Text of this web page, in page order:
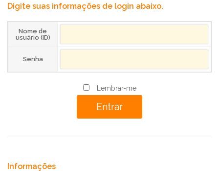
Digite suas informações de login abaixo.
Nome de
usuário (ID)
Senha
Lembrar-me
Informações